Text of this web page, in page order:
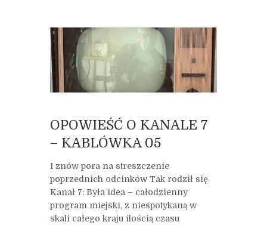
OPOWIEŚĆ O KANALE 7
– KABLÓWKA 05
I znów pora na streszczenie
poprzednich odcinków Tak rodził się
Kanał 7: Była idea – całodzienny
program miejski, z niespotykaną w
skali całego kraju ilością czasu